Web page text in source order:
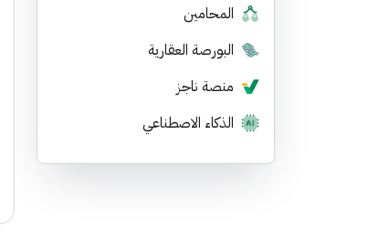
المحامين
البورصة العقارية
منصة ناجز
الذكاء الاصطناعي